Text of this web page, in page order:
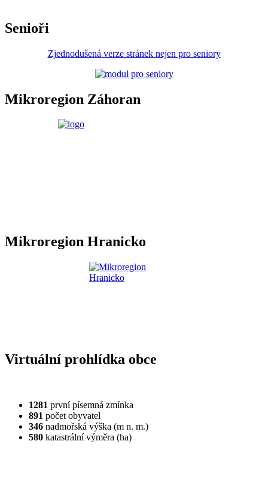
Senioři
Zjednodušená verze stránek nejen pro seniory
Mikroregion Záhoran
Mikroregion Hranicko
Virtuální prohlídka obce
1281 první písemná zmínka
891 počet obyvatel
346 nadmořská výška (m n. m.)
580 katastrální výměra (ha)